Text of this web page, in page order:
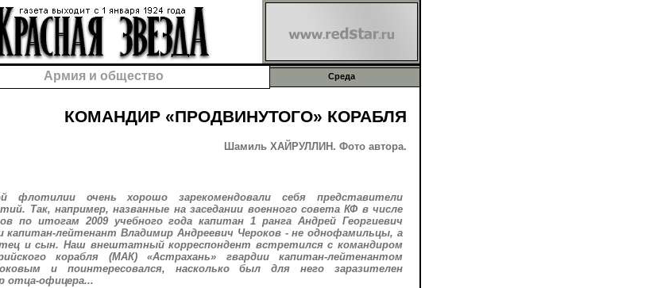
Армия и общество Среда
КОМАНДИР «ПРОДВИНУТОГО» КОРАБЛЯ
Шамиль ХАЙРУЛЛИН. Фото автора.
флотилии очень хорошо зарекомендовали себя представители
Так, например, названные на заседании военного совета КФ в числе
по итогам 2009 учебного года капитан 1 ранга Андрей Георгиевич
капитан-лейтенант Владимир Андреевич Чероков - не однофамильцы, а
и сын. Наш внештатный корреспондент встретился с командиром
корабля (МАК) «Астрахань» гвардии капитан-лейтенантом
и поинтересовался, насколько был для него заразителен
отца-офицера...